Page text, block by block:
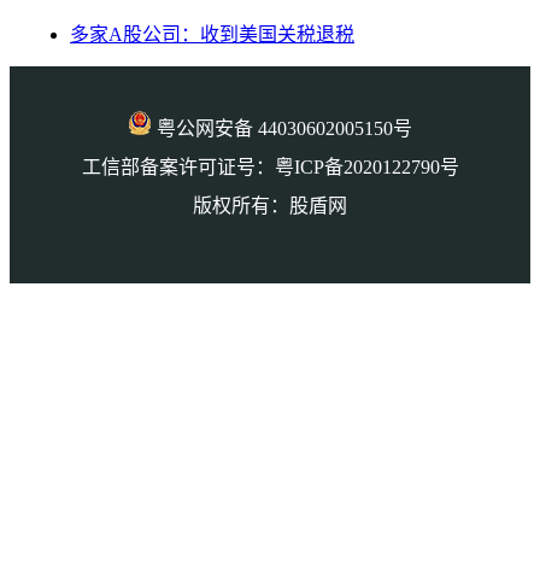
多家A股公司：收到美国关税退税
粤公网安备 44030602005150号
工信部备案许可证号：粤ICP备2020122790号
版权所有：股盾网